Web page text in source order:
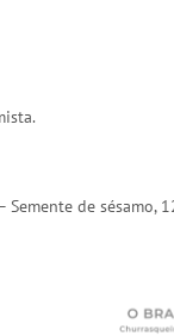
Semente de sésamo,